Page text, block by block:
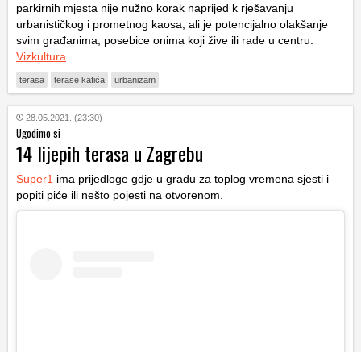
parkirnih mjesta nije nužno korak naprijed k rješavanju
urbanističkog i prometnog kaosa, ali je potencijalno olakšanje
svim građanima, posebice onima koji žive ili rade u centru.
Vizkultura
terasa terase kafića urbanizam
28.05.2021. (23:30)
Ugodimo si
14 lijepih terasa u Zagrebu
Super1 ima prijedloge gdje u gradu za toplog vremena sjesti i
popiti piće ili nešto pojesti na otvorenom.